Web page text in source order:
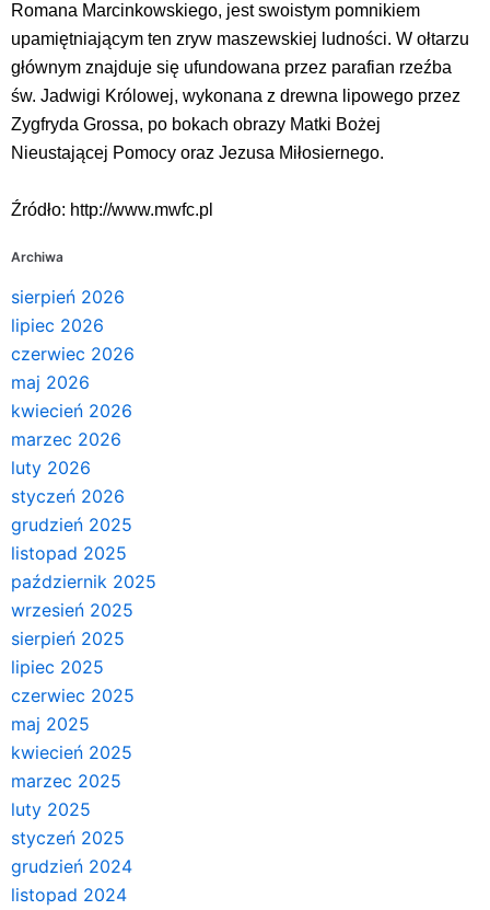
Romana Marcinkowskiego, jest swoistym pomnikiem
upamiętniającym ten zryw maszewskiej ludności. W ołtarzu
głównym znajduje się ufundowana przez parafian rzeźba
św. Jadwigi Królowej, wykonana z drewna lipowego przez
Zygfryda Grossa, po bokach obrazy Matki Bożej
Nieustającej Pomocy oraz Jezusa Miłosiernego.
Źródło: http://www.mwfc.pl
Archiwa
sierpień 2026
lipiec 2026
czerwiec 2026
maj 2026
kwiecień 2026
marzec 2026
luty 2026
styczeń 2026
grudzień 2025
listopad 2025
październik 2025
wrzesień 2025
sierpień 2025
lipiec 2025
czerwiec 2025
maj 2025
kwiecień 2025
marzec 2025
luty 2025
styczeń 2025
grudzień 2024
listopad 2024